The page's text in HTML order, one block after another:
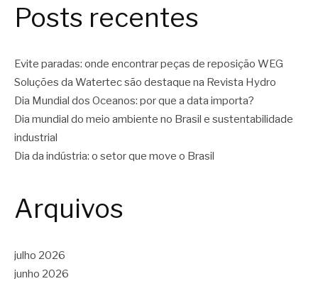
Posts recentes
Evite paradas: onde encontrar peças de reposição WEG
Soluções da Watertec são destaque na Revista Hydro
Dia Mundial dos Oceanos: por que a data importa?
Dia mundial do meio ambiente no Brasil e sustentabilidade
industrial
Dia da indústria: o setor que move o Brasil
Arquivos
julho 2026
junho 2026